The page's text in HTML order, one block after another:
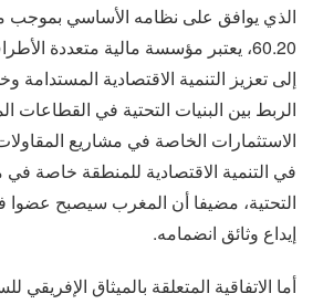
الذي يوافق على نظامه الأساسي
60.20، يعتبر مؤسسة مالية متعددة
إلى تعزيز التنمية الاقتصادية المستدامة
الربط بين البنيات التحتية في القطاعات
الاستثمارات الخاصة في مشاريع
في التنمية الاقتصادية للمنطقة خاصة في
التحتية، مضيفا أن المغرب سيصبح عضوا
إيداع وثائق انضمامه.
أما الاتفاقية المتعلقة بالميثاق